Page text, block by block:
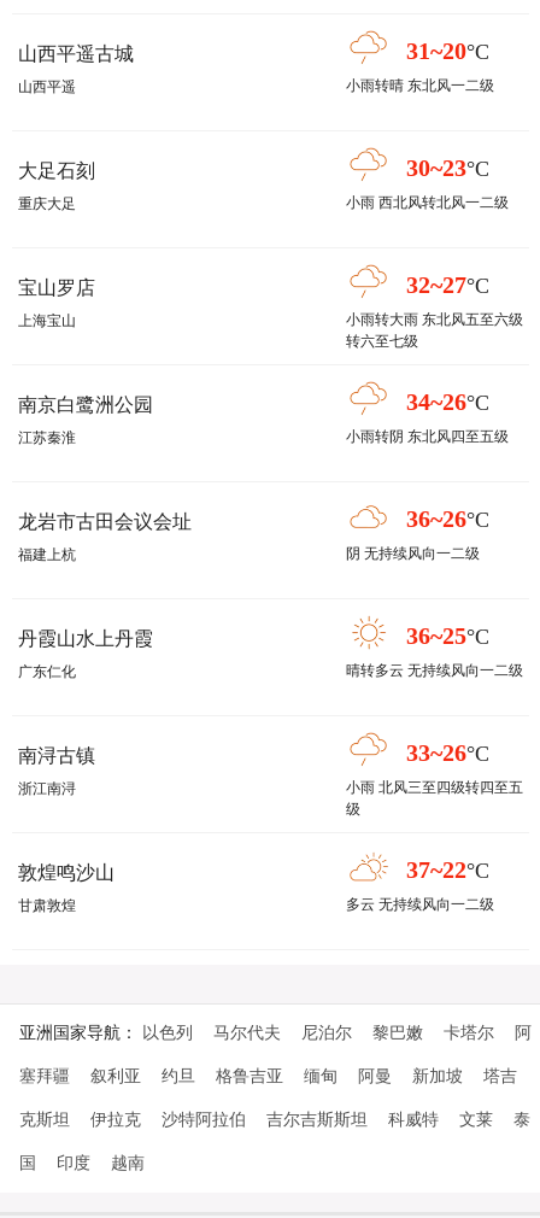
山西平遥古城
山西平遥
31~20°C
小雨转晴 东北风一二级
大足石刻
重庆大足
30~23°C
小雨 西北风转北风一二级
宝山罗店
上海宝山
32~27°C
小雨转大雨 东北风五至六级
转六至七级
南京白鹭洲公园
江苏秦淮
34~26°C
小雨转阴 东北风四至五级
龙岩市古田会议会址
福建上杭
36~26°C
阴 无持续风向一二级
丹霞山水上丹霞
广东仁化
36~25°C
晴转多云 无持续风向一二级
南浔古镇
浙江南浔
33~26°C
小雨 北风三至四级转四至五
级
敦煌鸣沙山
甘肃敦煌
37~22°C
多云 无持续风向一二级
亚洲国家导航： 以色列 马尔代夫 尼泊尔 黎巴嫩 卡塔尔 阿
塞拜疆 叙利亚 约旦 格鲁吉亚 缅甸 阿曼 新加坡 塔吉
克斯坦 伊拉克 沙特阿拉伯 吉尔吉斯斯坦 科威特 文莱 泰
国 印度 越南